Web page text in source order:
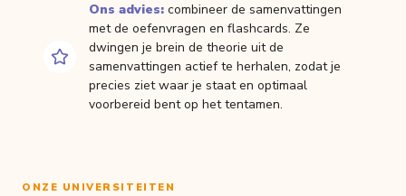
Ons advies: combineer de samenvattingen
met de oefenvragen en flashcards. Ze
dwingen je brein de theorie uit de
samenvattingen actief te herhalen, zodat je
precies ziet waar je staat en optimaal
voorbereid bent op het tentamen.
ONZE UNIVERSITEITEN